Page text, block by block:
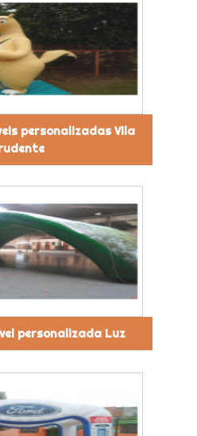
personalizadas Vila
personalizada Luz